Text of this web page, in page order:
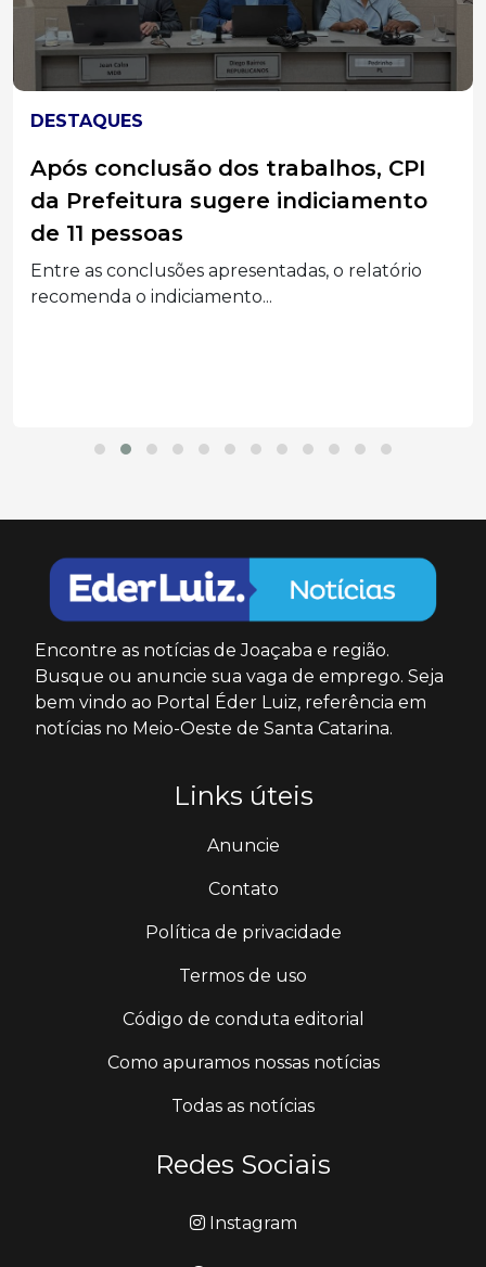
DESTAQUES
Após conclusão dos trabalhos, CPI
da Prefeitura sugere indiciamento
de 11 pessoas
Entre as conclusões apresentadas, o relatório
recomenda o indiciamento...
Encontre as notícias de Joaçaba e região.
Busque ou anuncie sua vaga de emprego. Seja
bem vindo ao Portal Éder Luiz, referência em
notícias no Meio-Oeste de Santa Catarina.
Links úteis
Anuncie
Contato
Política de privacidade
Termos de uso
Código de conduta editorial
Como apuramos nossas notícias
Todas as notícias
Redes Sociais
Instagram